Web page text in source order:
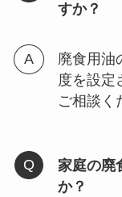
すか？
廃食用油
度を設定
ご相談く
家庭の廃
か？